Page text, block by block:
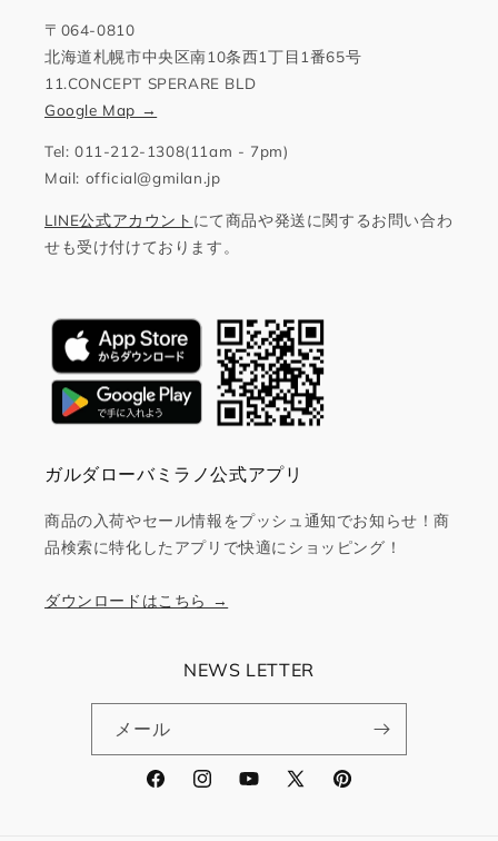
〒064-0810
北海道札幌市中央区南10条西1丁目1番65号
11.CONCEPT SPERARE BLD
Google Map →
Tel: 011-212-1308(11am - 7pm)
Mail: official@gmilan.jp
LINE公式アカウント にて商品や発送に関するお問い合わ
せも受け付けております。
ガルダローバミラノ公式アプリ
商品の入荷やセール情報をプッシュ通知でお知らせ！商
品検索に特化したアプリで快適にショッピング！
ダウンロードはこちら →
NEWS LETTER
メール
FacebookInstagramYouTube
X
Pinterest